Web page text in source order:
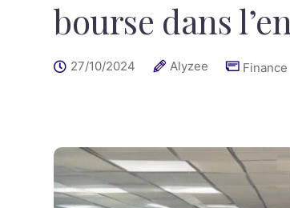
bourse dans
27/10/2024 Alyzee Finance